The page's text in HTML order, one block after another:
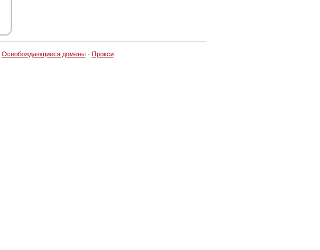
Освобождающиеся домены· Прокси